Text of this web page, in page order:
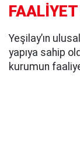
Yeşilay’ın
yapıya sahip
kurumun